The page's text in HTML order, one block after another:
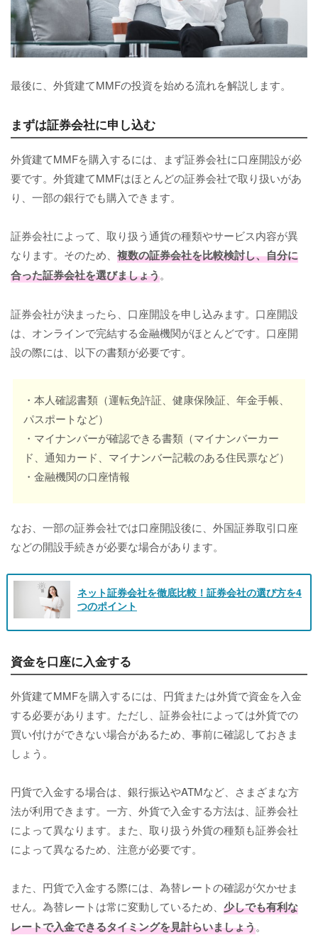
最後に、外貨建てMMFの投資を始める流れを解説します。
まずは証券会社に申し込む
外貨建てMMFを購入するには、まず証券会社に口座開設が必
要です。外貨建てMMFはほとんどの証券会社で取り扱いがあ
り、一部の銀行でも購入できます。
証券会社によって、取り扱う通貨の種類やサービス内容が異
なります。そのため、 複数の証券会社を比較検討し、自分に
合った証券会社を選びましょう。
証券会社が決まったら、口座開設を申し込みます。口座開設
は、オンラインで完結する金融機関がほとんどです。口座開
設の際には、以下の書類が必要です。
・本人確認書類（運転免許証、健康保険証、年金手帳、
パスポートなど）
・マイナンバーが確認できる書類（マイナンバーカー
ド、通知カード、マイナンバー記載のある住民票など）
・金融機関の口座情報
なお、一部の証券会社では口座開設後に、外国証券取引口座
などの開設手続きが必要な場合があります。
ネット証券会社を徹底比較！証券会社の選び方を4
つのポイント
資金を口座に入金する
外貨建てMMFを購入するには、円貨または外貨で資金を入金
する必要があります。ただし、証券会社によっては外貨での
買い付けができない場合があるため、事前に確認しておきま
しょう。
円貨で入金する場合は、銀行振込やATMなど、さまざまな方
法が利用できます。一方、外貨で入金する方法は、証券会社
によって異なります。また、取り扱う外貨の種類も証券会社
によって異なるため、注意が必要です。
また、円貨で入金する際には、為替レートの確認が欠かせま
せん。為替レートは常に変動しているため、 少しでも有利な
レートで入金できるタイミングを見計らいましょう。